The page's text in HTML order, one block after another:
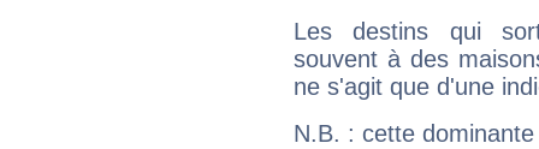
Les destins qui
souvent à des
ne s'agit que d'une
N.B. : cette